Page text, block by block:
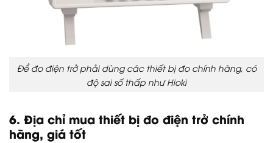
Để đo điện trở phải dùng các thiết bị đo chính hãng, có
độ sai số thấp như Hioki
6. Địa chỉ mua thiết bị đo điện trở chính
hãng, giá tốt